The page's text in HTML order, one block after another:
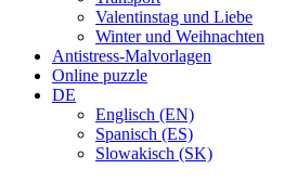
Valentinstag und Liebe
Winter und Weihnachten
Antistress-Malvorlagen
Online puzzle
DE
Englisch (EN)
Spanisch (ES)
Slowakisch (SK)